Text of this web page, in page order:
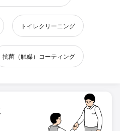
トイレクリーニング
抗菌（触媒）コーティング